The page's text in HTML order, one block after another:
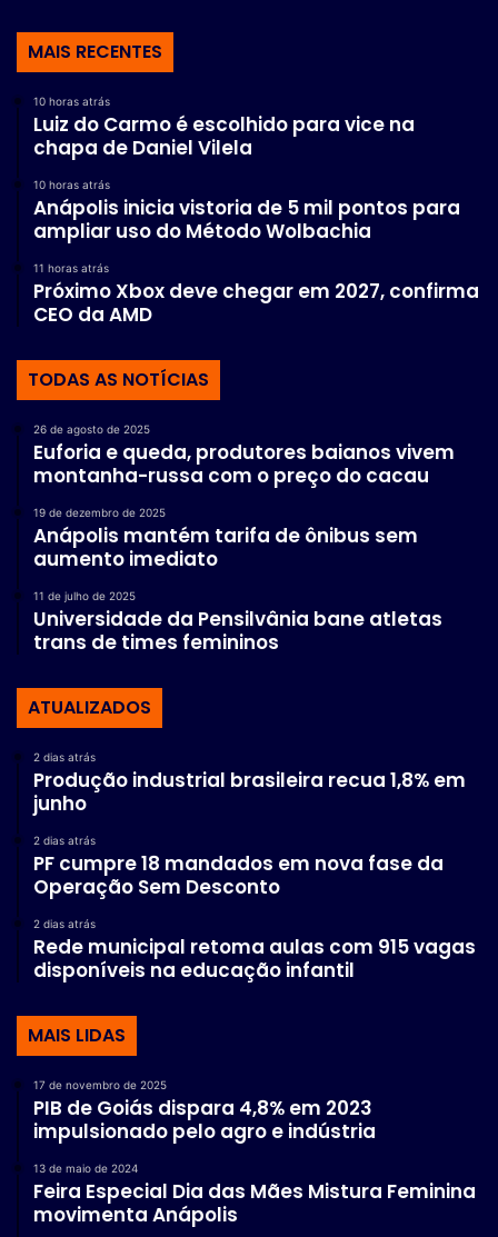
MAIS RECENTES
10 horas atrás
Luiz do Carmo é escolhido para vice na
chapa de Daniel Vilela
10 horas atrás
Anápolis inicia vistoria de 5 mil pontos para
ampliar uso do Método Wolbachia
11 horas atrás
Próximo Xbox deve chegar em 2027, confirma
CEO da AMD
TODAS AS NOTÍCIAS
26 de agosto de 2025
Euforia e queda, produtores baianos vivem
montanha-russa com o preço do cacau
19 de dezembro de 2025
Anápolis mantém tarifa de ônibus sem
aumento imediato
11 de julho de 2025
Universidade da Pensilvânia bane atletas
trans de times femininos
ATUALIZADOS
2 dias atrás
Produção industrial brasileira recua 1,8% em
junho
2 dias atrás
PF cumpre 18 mandados em nova fase da
Operação Sem Desconto
2 dias atrás
Rede municipal retoma aulas com 915 vagas
disponíveis na educação infantil
MAIS LIDAS
17 de novembro de 2025
PIB de Goiás dispara 4,8% em 2023
impulsionado pelo agro e indústria
13 de maio de 2024
Feira Especial Dia das Mães Mistura Feminina
movimenta Anápolis